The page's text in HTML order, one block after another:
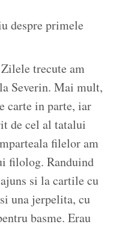
despre primele
trecute am
Severin. Mai mult,
carte in parte, iar
de cel al tatalui
filelor am
filolog. Randuind
si la cartile cu
una jerpelita, cu
basme. Erau